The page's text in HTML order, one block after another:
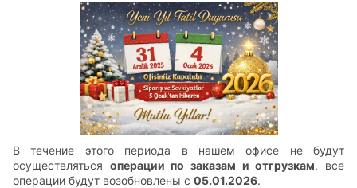
В течение этого периода в нашем офисе не будут
осуществляться операции по заказам и отгрузкам, все
операции будут возобновлены с 05.01.2026.